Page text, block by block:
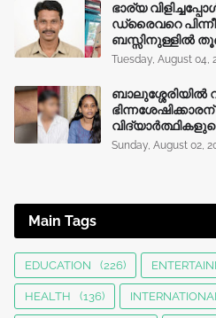
ഭാര്യ
ഡ്രൈവറെ
ബസ്സിനുള്ളില്‍
Tuesday, August 04,
ബാലുശ്ശേരിയിൽ
Sunday, August 02,
Main Tags
EDUCATION (226)
HEALTH (136)